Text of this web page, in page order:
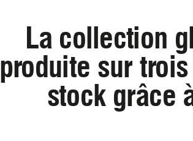
La collection
produite sur
stock grâce